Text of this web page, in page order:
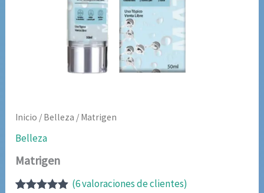
Inicio / Belleza / Matrigen
Belleza
Matrigen
(6valoraciones de clientes)